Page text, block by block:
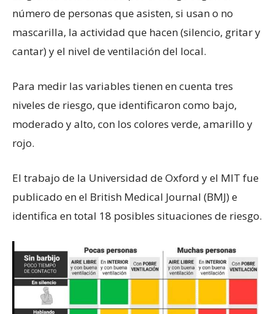
número de personas que asisten, si usan o no
mascarilla, la actividad que hacen (silencio, gritar y
cantar) y el nivel de ventilación del local.
Para medir las variables tienen en cuenta tres
niveles de riesgo, que identificaron como bajo,
moderado y alto, con los colores verde, amarillo y
rojo.
El trabajo de la Universidad de Oxford y el MIT fue
publicado en el British Medical Journal (BMJ) e
identifica en total 18 posibles situaciones de riesgo.